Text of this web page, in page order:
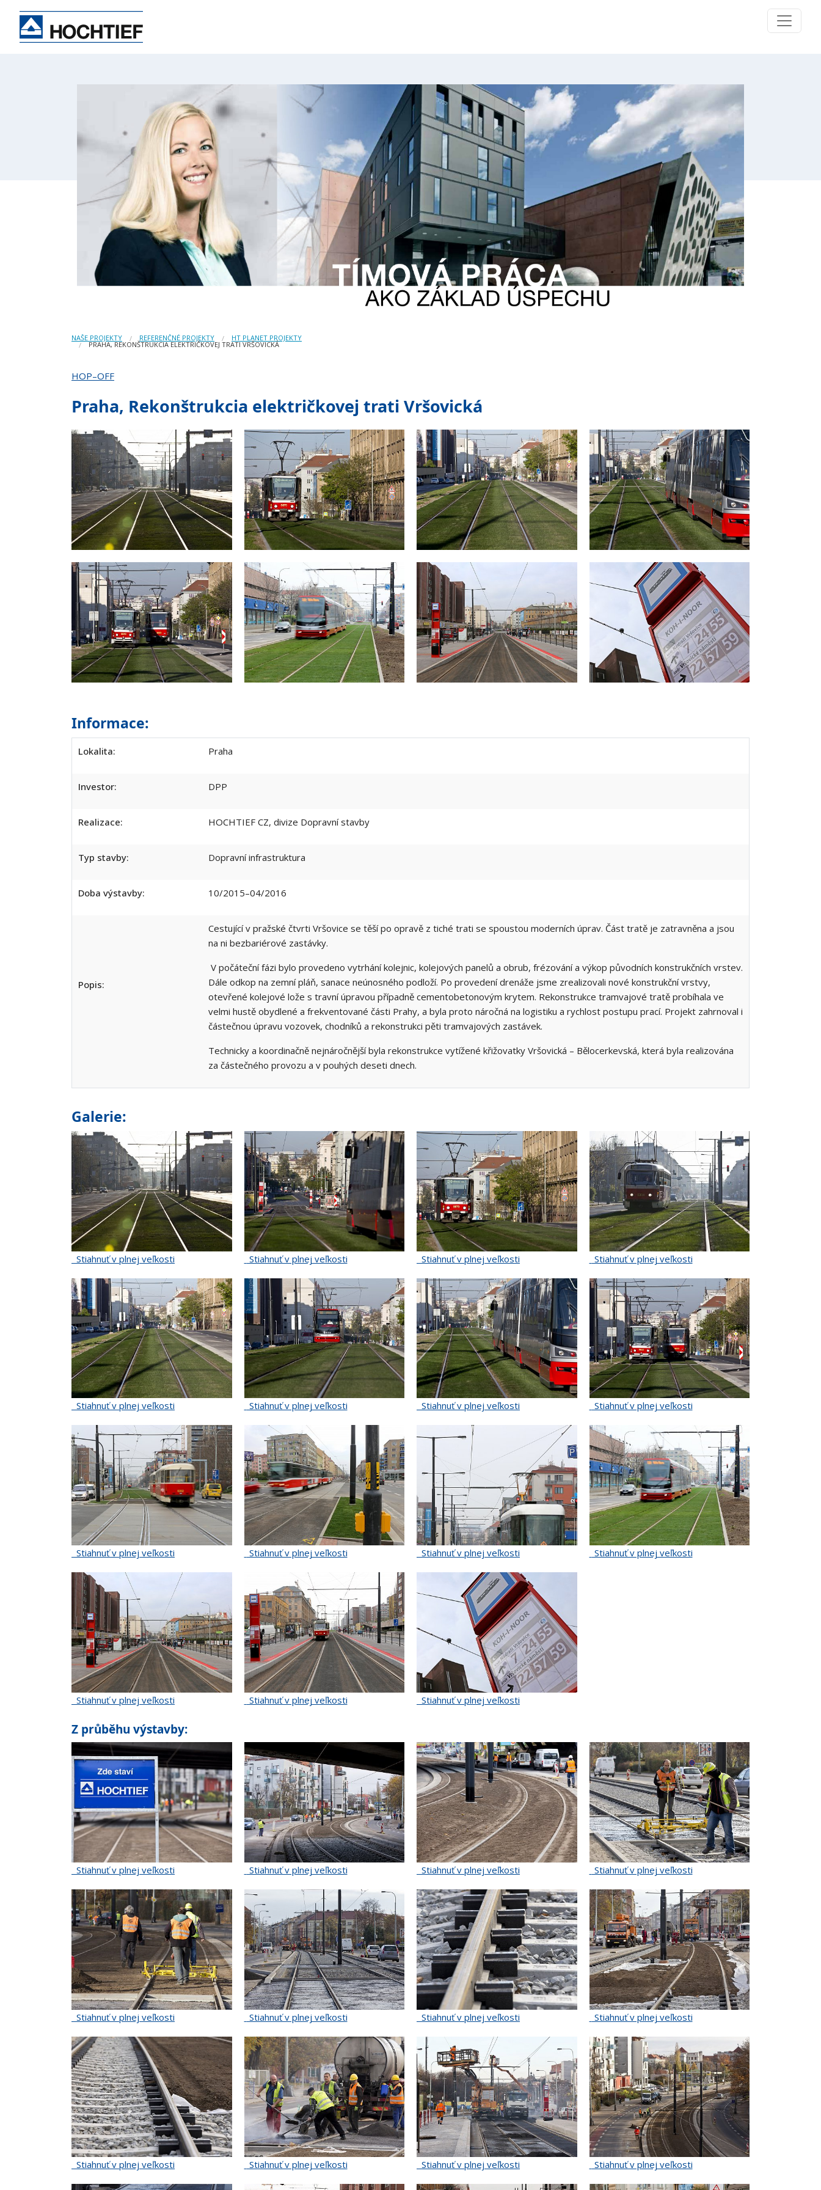
NAŠE PROJEKTY REFERENČNÉ PROJEKTY HT PLANET PROJEKTY
PRAHA, REKONŠTRUKCIA ELEKTRIČKOVEJ TRATI VRŠOVICKÁ
HOP–OFF
Praha, Rekonštrukcia električkovej trati Vršovická
Informace:
Lokalita: Praha
Investor: DPP
Realizace: HOCHTIEF CZ, divize Dopravní stavby
Typ stavby: Dopravní infrastruktura
Doba výstavby: 10/2015–04/2016
Popis:
Cestující v pražské čtvrti Vršovice se těší po opravě z tiché trati se spoustou moderních úprav. Část tratě je zatravněna a jsou
na ni bezbariérové zastávky.
V počáteční fázi bylo provedeno vytrhání kolejnic, kolejových panelů a obrub, frézování a výkop původních konstrukčních vrstev.
Dále odkop na zemní pláň, sanace neúnosného podloží. Po provedení drenáže jsme zrealizovali nové konstrukční vrstvy,
otevřené kolejové lože s travní úpravou případně cementobetonovým krytem. Rekonstrukce tramvajové tratě probíhala ve
velmi hustě obydlené a frekventované části Prahy, a byla proto náročná na logistiku a rychlost postupu prací. Projekt zahrnoval i
částečnou úpravu vozovek, chodníků a rekonstrukci pěti tramvajových zastávek.
Technicky a koordinačně nejnáročnější byla rekonstrukce vytížené křižovatky Vršovická – Bělocerkevská, která byla realizována
za částečného provozu a v pouhých deseti dnech.
Galerie:
Stiahnuť v plnej veľkosti Stiahnuť v plnej veľkosti Stiahnuť v plnej veľkosti Stiahnuť v plnej veľkosti
Stiahnuť v plnej veľkosti Stiahnuť v plnej veľkosti Stiahnuť v plnej veľkosti Stiahnuť v plnej veľkosti
Stiahnuť v plnej veľkosti Stiahnuť v plnej veľkosti Stiahnuť v plnej veľkosti Stiahnuť v plnej veľkosti
Stiahnuť v plnej veľkosti Stiahnuť v plnej veľkosti Stiahnuť v plnej veľkosti
Z průběhu výstavby:
Stiahnuť v plnej veľkosti Stiahnuť v plnej veľkosti Stiahnuť v plnej veľkosti Stiahnuť v plnej veľkosti
Stiahnuť v plnej veľkosti Stiahnuť v plnej veľkosti Stiahnuť v plnej veľkosti Stiahnuť v plnej veľkosti
Stiahnuť v plnej veľkosti Stiahnuť v plnej veľkosti Stiahnuť v plnej veľkosti Stiahnuť v plnej veľkosti